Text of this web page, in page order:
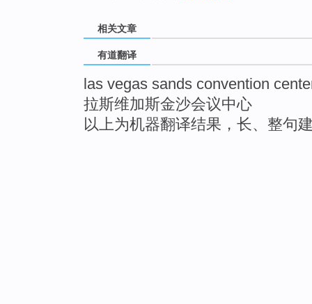
相关文章
有道翻译
las vegas sands convention
拉斯维加斯金沙会议中心
以上为机器翻译结果，长、整句